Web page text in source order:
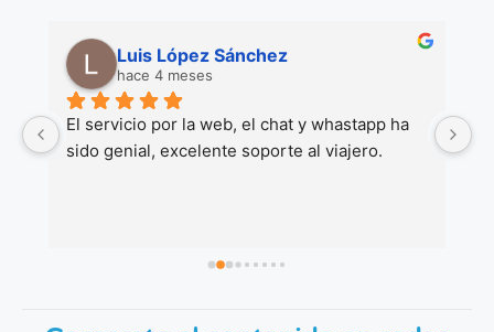
Luis López Sánchez
hace 4 meses
El servicio por la web, el chat y whastapp ha
sido genial, excelente soporte al viajero.